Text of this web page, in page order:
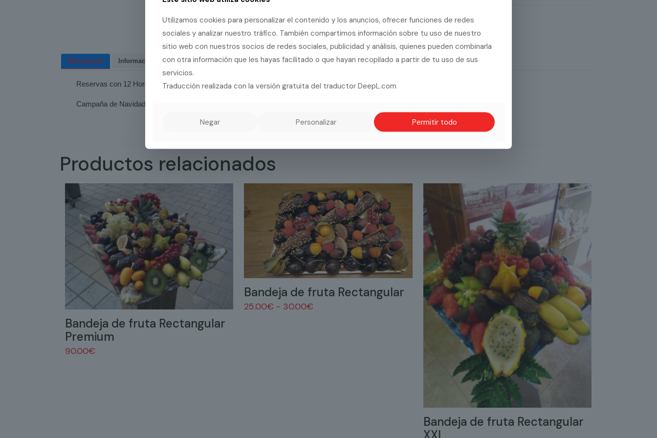
Share
Descripción Información adicional Valoraciones0
Reservas con 12 Horas de antelación.
Campaña de Navidad con 15 días de Antelación.
Productos relacionados
Bandeja de fruta Rectangular
Premium
90.00€
Bandeja de fruta Rectangular
25.00€ - 30.00€
Bandeja de fruta Rectangular
XXL
Utilizamos cookies para personalizar el contenido y los anuncios, ofrecer funciones de redes
sociales y analizar nuestro tráfico. También compartimos información sobre tu uso de nuestro
sitio web con nuestros socios de redes sociales, publicidad y análisis, quienes pueden combinarla
con otra información que les hayas facilitado o que hayan recopilado a partir de tu uso de sus
servicios.
Traducción realizada con la versión gratuita del traductor DeepL.com
Negar Personalizar Permitir todo